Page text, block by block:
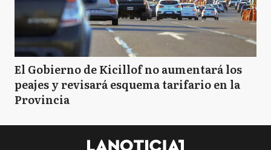
El Gobierno de Kicillof no aumentará los
peajes y revisará esquema tarifario en la
Provincia